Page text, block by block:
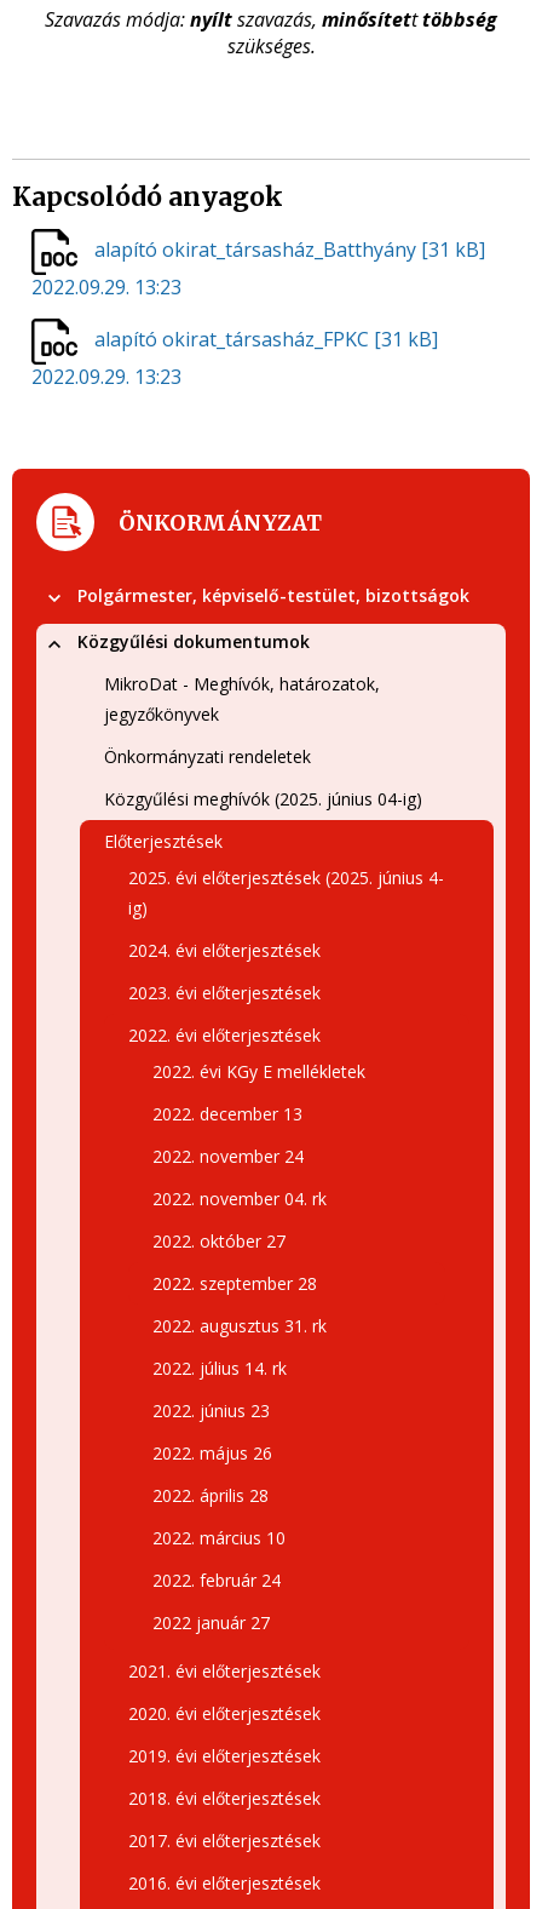
Szavazás módja:nyíltszavazás, minősítetttöbbség
szükséges.
Kapcsolódó anyagok
alapító okirat_társasház_Batthyány [31 kB]
2022.09.29. 13:23
alapító okirat_társasház_FPKC [31 kB]
2022.09.29. 13:23
ÖNKORMÁNYZAT
Polgármester, képviselő-testület, bizottságok
Közgyűlési dokumentumok
MikroDat - Meghívók, határozatok,
jegyzőkönyvek
Önkormányzati rendeletek
Közgyűlési meghívók (2025. június 04-ig)
Előterjesztések
2025. évi előterjesztések (2025. június 4-
ig)
2024. évi előterjesztések
2023. évi előterjesztések
2022. évi előterjesztések
2022. évi KGy E mellékletek
2022. december 13
2022. november 24
2022. november 04. rk
2022. október 27
2022. szeptember 28
2022. augusztus 31. rk
2022. július 14. rk
2022. június 23
2022. május 26
2022. április 28
2022. március 10
2022. február 24
2022 január 27
2021. évi előterjesztések
2020. évi előterjesztések
2019. évi előterjesztések
2018. évi előterjesztések
2017. évi előterjesztések
2016. évi előterjesztések